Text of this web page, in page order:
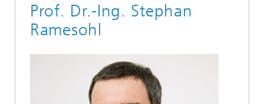
Prof. Dr.-Ing. Stephan
Ramesohl